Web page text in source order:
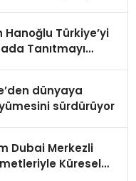
Hanoğlu Türkiye’yi
Tanıtmayı
dünyaya
sürdürüyor
Dubai Merkezli
Küresel